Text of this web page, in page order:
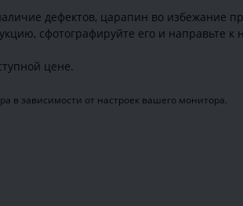
дефектов, царапин во избежание
сфотографируйте его и направьте к
цене.
в зависимости от настроек вашего монитора.